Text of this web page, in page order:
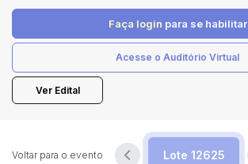
Faça login para se habilitar
Acesse o Auditório Virtual
Ver Edital
Voltar para o evento